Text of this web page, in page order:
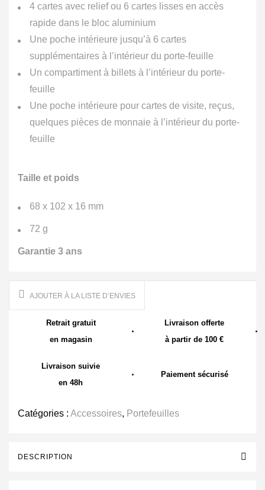
4 cartes avec relief ou 6 cartes lisses en accès
rapide dans le bloc aluminium
Une poche intérieure jusqu’à 6 cartes
supplémentaires à l’intérieur du porte-feuille
Un compartiment à billets à l’intérieur du porte-
feuille
Une poche intérieure pour cartes de visite, reçus,
quelques pièces de monnaie à l’intérieur du porte-
feuille
Taille et poids
68 x 102 x 16 mm
72 g
Garantie 3 ans
AJOUTER À LA LISTE D’ENVIES
Retrait gratuit
en magasin
Livraison offerte
à partir de 100 €
Livraison suivie
en 48h
Paiement sécurisé
Catégories : Accessoires, Portefeuilles
DESCRIPTION